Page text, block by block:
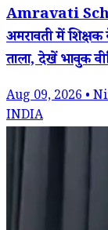
Amravati
अमरावती में
ताला, देखें भावुक
Aug 09, 2026 •
INDIA